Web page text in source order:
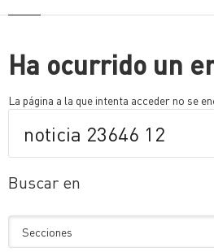
Ha ocurrido un
La página a la que intenta acceder no se
Buscar en